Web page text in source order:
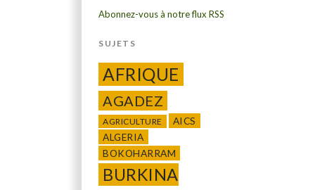
Abonnez-vous à notre flux RSS
SUJETS
AFRIQUE
AGADEZ
AGRICULTURE
AICS
ALGERIA
BOKOHARRAM
BURKINA